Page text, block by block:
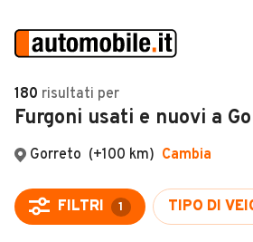
Auto
Auto usate
Auto Km 0
Auto Nuove
VENDI
MAGAZINE
ACCEDI
180 risultati per
Furgoni usati e nuovi a
Gorreto (+100 km) Cambia
FILTRI 1 TIPO DI